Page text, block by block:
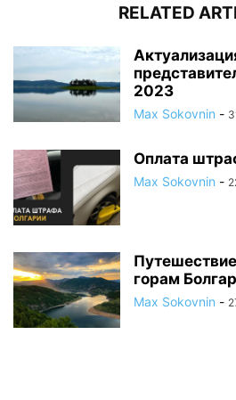
RELATED
2023
Max Sokovnin -
Оплата
Max Sokovnin -
горам
Max Sokovnin -